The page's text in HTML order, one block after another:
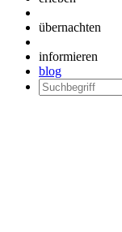
übernachten
informieren
blog
Suchen
nach: